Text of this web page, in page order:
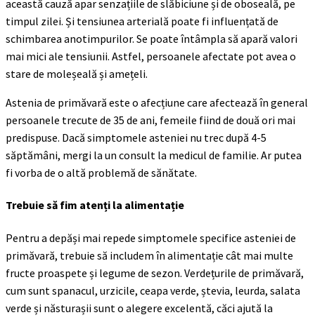
această cauză apar senzațiile de slăbiciune și de oboseală, pe
timpul zilei. Și tensiunea arterială poate fi influențată de
schimbarea anotimpurilor. Se poate întâmpla să apară valori
mai mici ale tensiunii. Astfel, persoanele afectate pot avea o
stare de moleșeală și amețeli.
Astenia de primăvară este o afecțiune care afectează în general
persoanele trecute de 35 de ani, femeile fiind de două ori mai
predispuse. Dacă simptomele asteniei nu trec după 4-5
săptămâni, mergi la un consult la medicul de familie. Ar putea
fi vorba de o altă problemă de sănătate.
Trebuie să fim atenți la alimentație
Pentru a depăși mai repede simptomele specifice asteniei de
primăvară, trebuie să includem în alimentație cât mai multe
fructe proaspete și legume de sezon. Verdețurile de primăvară,
cum sunt spanacul, urzicile, ceapa verde, ștevia, leurda, salata
verde și năsturașii sunt o alegere excelentă, căci ajută la